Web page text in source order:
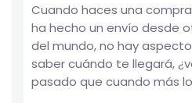
Cuando haces una
ha hecho un envío desde
del mundo, no hay
saber cuándo te llegará,
pasado que cuando más